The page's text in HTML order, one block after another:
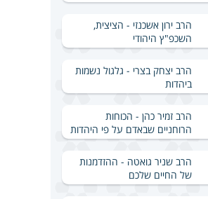
הרב ירון אשכנזי - הציצית,
השכפ"ץ היהודי
הרב יצחק בצרי - גלגול נשמות
ביהדות
הרב זמיר כהן - הכוחות
הרוחניים שבאדם על פי היהדות
הרב שניר גואטה - ההזדמנות
של החיים שלכם